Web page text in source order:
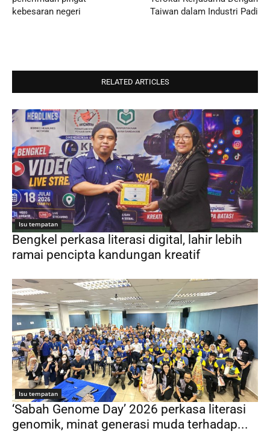
kebesaran negeri
Taiwan dalam Industri Padi
RELATED ARTICLES
Isu tempatan
Bengkel perkasa literasi digital, lahir lebih
ramai pencipta kandungan kreatif
Isu tempatan
‘Sabah Genome Day’ 2026 perkasa literasi
genomik, minat generasi muda terhadap...